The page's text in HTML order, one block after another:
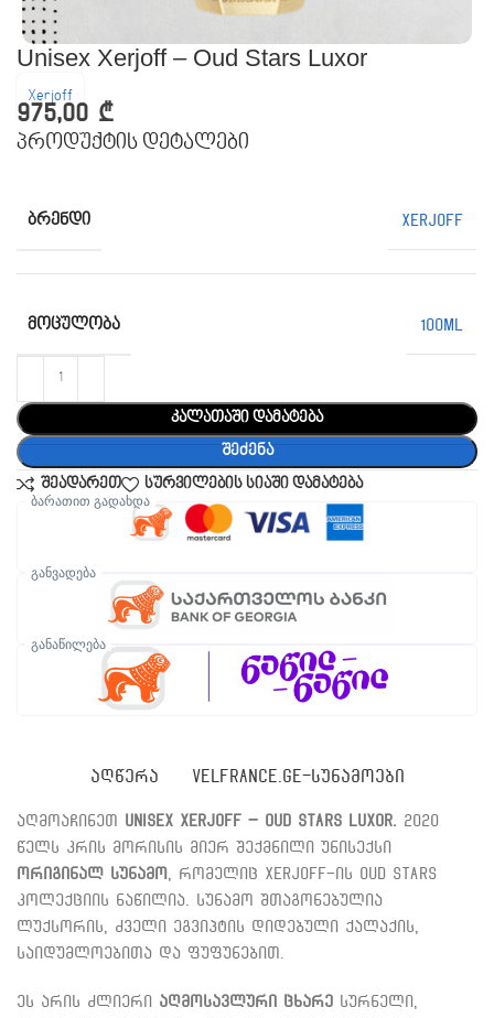
Unisex Xerjoff – Oud Stars Luxor
Xerjoff
975,00 ₾
პროდუქტის დეტალები
ᲑᲠᲔᲜᲓᲘ Xerjoff
ᲛᲝᲪᲣᲚᲝᲑᲐ 100ML
კალათაში დამატება
შეძენა
შეადარეთ სურვილების სიაში დამატება
ბარათით გადახდა
განვადება
განაწილება
ᲐᲦᲬᲔᲠᲐ VELFRANCE.GE-ᲡᲣᲜᲐᲛᲝᲔᲑᲘ
აღმოაჩინეთ Unisex Xerjoff – Oud Stars Luxor. 2020
წელს კრის მორისის მიერ შექმნილი უნისექსი
ორიგინალ სუნამო
, რომელიც Xerjoff-ის Oud Stars
კოლექციის ნაწილია. სუნამო შთაგონებულია
ლუქსორის, ძველი ეგვიპტის დიდებული ქალაქის,
საიდუმლოებითა და ფუფუნებით.
ეს არის ძლიერი აღმოსავლური ცხარე სურნელი,